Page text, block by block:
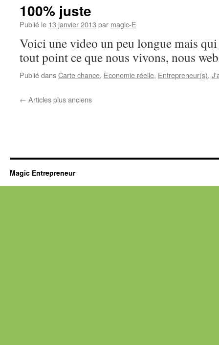
100% juste
Publié le 13 janvier 2013 par magic-E
Voici une video un peu longue mais
tout point ce que nous vivons, nous
Publié dansCarte chance, Economie réelle, Entrepreneur(s),
← Articles plus anciens
Magic Entrepreneur